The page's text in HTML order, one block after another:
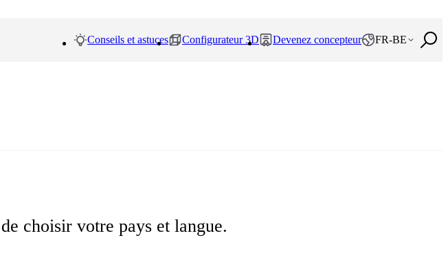
Conseils et astuces Configurateur 3D Devenez concepteur FR-BE
choisir votre pays et langue.